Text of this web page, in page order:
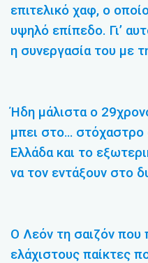
επιτελικό χαφ, ο
υψηλό επίπεδο. Γι’
η συνεργασία του με
Ήδη μάλιστα ο
μπει στο…
Ελλάδα και το
να τον εντάξουν στο
Ο Λεόν τη σαιζόν που
ελάχιστους παίκτες